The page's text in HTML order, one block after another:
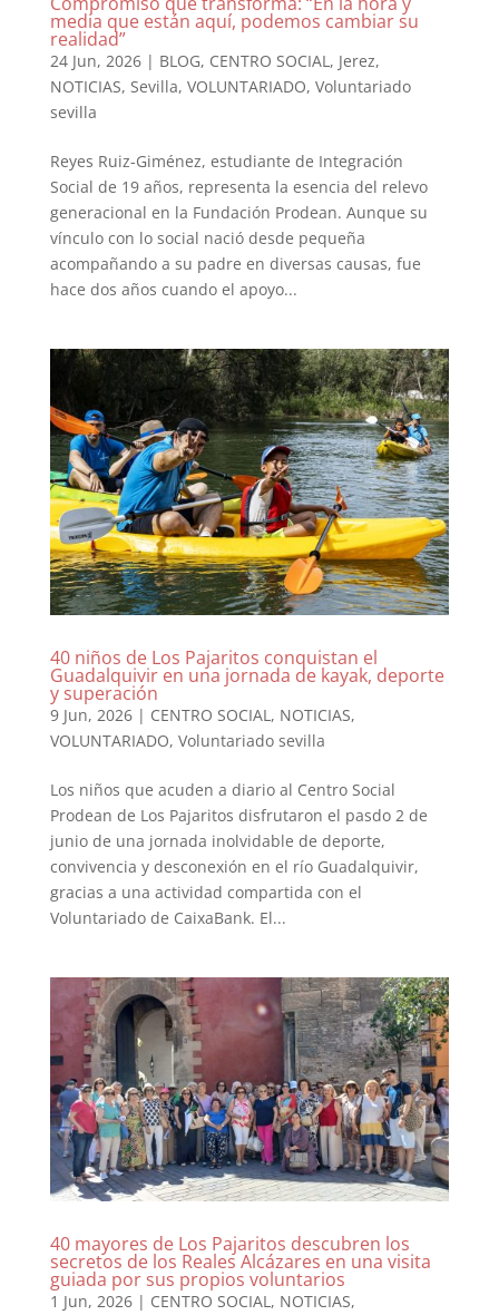
media que están aquí, podemos cambiar su
realidad”
24 Jun, 2026| BLOG, CENTRO SOCIAL, Jerez,
NOTICIAS, Sevilla, VOLUNTARIADO, Voluntariado
sevilla
Reyes Ruiz-Giménez, estudiante de Integración
Social de 19 años, representa la esencia del relevo
generacional en la Fundación Prodean. Aunque su
vínculo con lo social nació desde pequeña
acompañando a su padre en diversas causas, fue
hace dos años cuando el apoyo...
40 niños de Los Pajaritos conquistan el
Guadalquivir en una jornada de kayak, deporte
y superación
9 Jun, 2026| CENTRO SOCIAL , NOTICIAS,
VOLUNTARIADO, Voluntariado sevilla
Los niños que acuden a diario al Centro Social
Prodean de Los Pajaritos disfrutaron el pasdo 2 de
junio de una jornada inolvidable de deporte,
convivencia y desconexión en el río Guadalquivir,
gracias a una actividad compartida con el
Voluntariado de CaixaBank. El...
40 mayores de Los Pajaritos descubren los
secretos de los Reales Alcázares en una visita
guiada por sus propios voluntarios
1 Jun, 2026| CENTRO SOCIAL, NOTICIAS,